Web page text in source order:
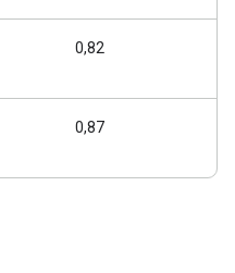
0,82
0,87